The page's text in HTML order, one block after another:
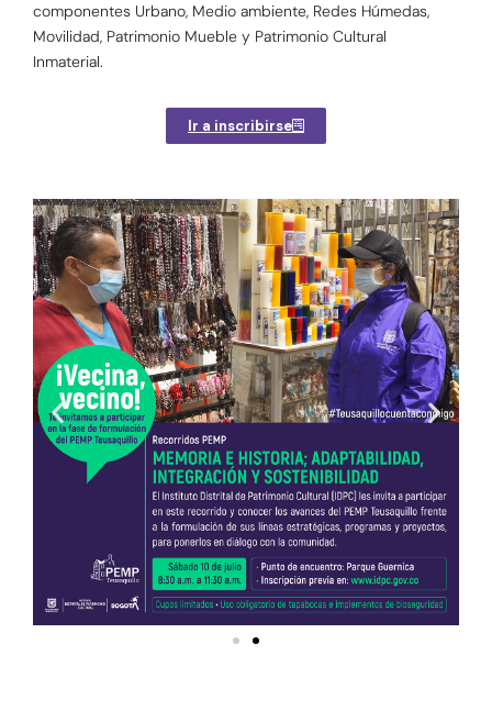
componentes Urbano, Medio ambiente, Redes Húmedas,
Movilidad, Patrimonio Mueble y Patrimonio Cultural
Inmaterial.
Ir a inscribirse